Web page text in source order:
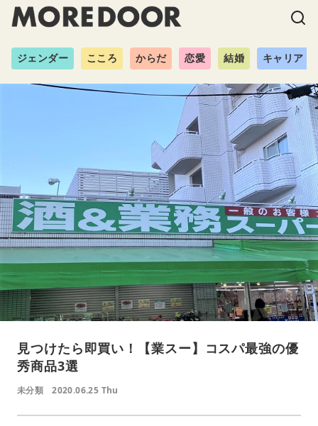
ジェンダー こころ からだ 恋愛 結婚 キャリア
見つけたら即買い！【業スー】コスパ最強の優
秀商品3選
未分類 2020.06.25 Thu